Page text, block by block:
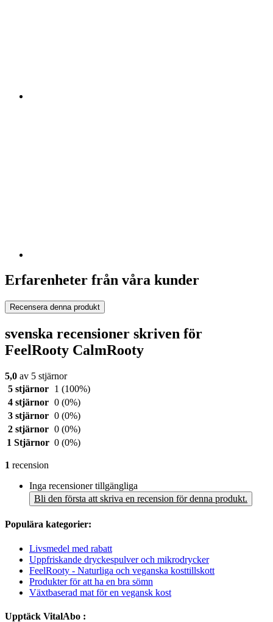
Erfarenheter från våra kunder
Recensera denna produkt
svenska recensioner skriven för
FeelRooty CalmRooty
5,0 av 5 stjärnor
5 stjärnor
1 (100%)
4 stjärnor 0 (0%)
3 stjärnor 0 (0%)
2 stjärnor 0 (0%)
1 Stjärnor 0 (0%)
1 recension
Inga recensioner tillgängliga
Bli den första att skriva en recension för denna produkt.
Populära kategorier:
Livsmedel med rabatt
Uppfriskande dryckespulver och mikrodrycker
FeelRooty - Naturliga och veganska kosttillskott
Produkter för att ha en bra sömn
Växtbaserad mat för en vegansk kost
Upptäck VitalAbo :